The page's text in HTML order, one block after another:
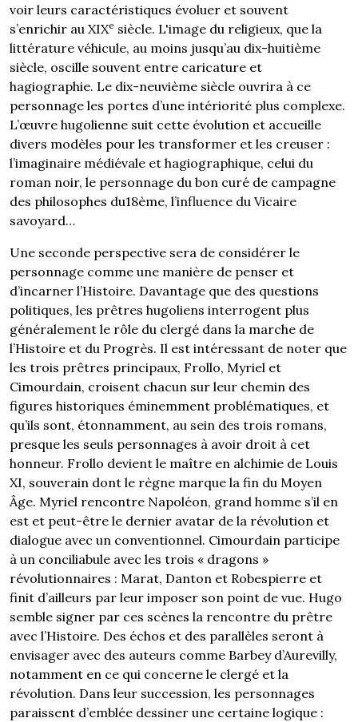
voir leurs caractéristiques évoluer et souvent
s’enrichir au XIXe siècle. L'image du religieux, que la
littérature véhicule, au moins jusqu’au dix-huitième
siècle, oscille souvent entre caricature et
hagiographie. Le dix-neuvième siècle ouvrira à ce
personnage les portes d’une intériorité plus complexe.
L’œuvre hugolienne suit cette évolution et accueille
divers modèles pour les transformer et les creuser :
l’imaginaire médiévale et hagiographique, celui du
roman noir, le personnage du bon curé de campagne
des philosophes du18ème, l’influence du Vicaire
savoyard…
Une seconde perspective sera de considérer le
personnage comme une manière de penser et
d’incarner l’Histoire. Davantage que des questions
politiques, les prêtres hugoliens interrogent plus
généralement le rôle du clergé dans la marche de
l’Histoire et du Progrès. Il est intéressant de noter que
les trois prêtres principaux, Frollo, Myriel et
Cimourdain, croisent chacun sur leur chemin des
figures historiques éminemment problématiques, et
qu’ils sont, étonnamment, au sein des trois romans,
presque les seuls personnages à avoir droit à cet
honneur. Frollo devient le maître en alchimie de Louis
XI, souverain dont le règne marque la fin du Moyen
Âge. Myriel rencontre Napoléon, grand homme s’il en
est et peut-être le dernier avatar de la révolution et
dialogue avec un conventionnel. Cimourdain participe
à un conciliabule avec les trois « dragons »
révolutionnaires : Marat, Danton et Robespierre et
finit d’ailleurs par leur imposer son point de vue. Hugo
semble signer par ces scènes la rencontre du prêtre
avec l’Histoire. Des échos et des parallèles seront à
envisager avec des auteurs comme Barbey d’Aurevilly,
notamment en ce qui concerne le clergé et la
révolution. Dans leur succession, les personnages
paraissent d’emblée dessiner une certaine logique :